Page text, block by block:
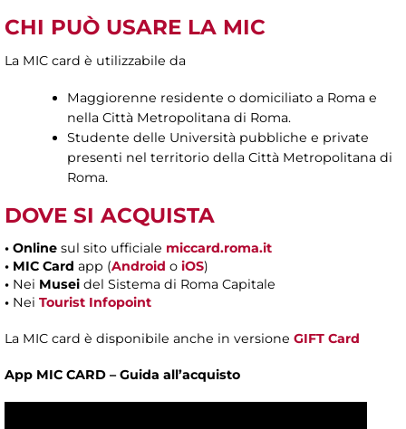
CHI PUÒ USARE LA MIC
La MIC card è utilizzabile da
Maggiorenne residente o domiciliato a Roma e
nella Città Metropolitana di Roma.
Studente delle Università pubbliche e private
presenti nel territorio della Città Metropolitana di
Roma.
DOVE SI ACQUISTA
• Online sul sito ufficiale miccard.roma.it
• MIC Card app (Android o iOS)
• Nei Musei del Sistema di Roma Capitale
• Nei Tourist Infopoint
La MIC card è disponibile anche in versione GIFT Card
App MIC CARD – Guida all’acquisto